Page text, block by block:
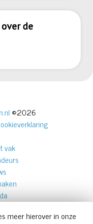
de
©2026
vak
meer hierover in onze